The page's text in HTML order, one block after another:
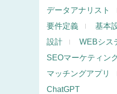
データアナリスト
要件定義
基本
設計
WEBシス
SEOマーケティン
マッチングアプリ
ChatGPT